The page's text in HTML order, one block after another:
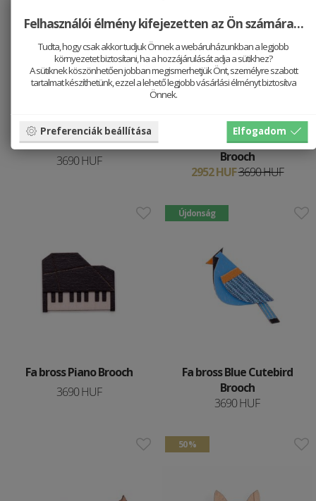
Fa bross Violin Brooch
3690 HUF
Fa bross Treble Clef
Brooch
2952 HUF3690 HUF
Fa bross Piano Brooch
3690 HUF
Újdonság
Fa bross Blue Cutebird
Brooch
3690 HUF
50 %
Felhasználói élmény kifejezetten az Ön számára…
Tudta, hogy csak akkor tudjuk Önnek a webáruházunkban a legjobb
környezetet biztosítani, ha a hozzájárulását adja a sütikhez?
A sütiknek köszönhetően jobban megismerhetjük Önt, személyre szabott
tartalmat készíthetünk, ezzel a lehető legjobb vásárlási élményt biztosítva
Önnek.
Preferenciák beállítása Elfogadom